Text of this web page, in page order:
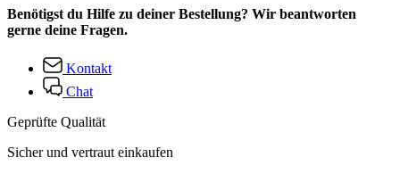
Benötigst du Hilfe zu deiner Bestellung? Wir beantworten
gerne deine Fragen.
Kontakt
Chat
Geprüfte Qualität
Sicher und vertraut einkaufen